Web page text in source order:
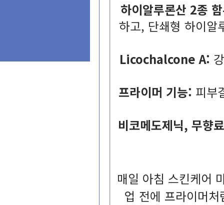
하이알루론산2종
하고,단쇄형하이알
LicochalconeA:
프라이머기능: 피부
비코메도제닉,무향
매일아침스킨케어
업전에프라이머